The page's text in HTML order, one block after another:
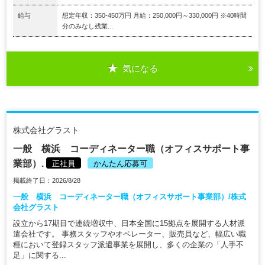
給与
想定年収：350-450万円 月給：250,000円～330,000円 ※40時間
分のみなし残業...
気になる
株式会社グラスト
一般 横浜 コーディネーター職（オフィスサポート事
業部）.
正社員 かんたん応募可
掲載終了日：2026/8/28
一般 横浜 コーディネーター職（オフィスサポート事業部）/株式
会社グラスト
設立から17期目で連続増収中、日本全国に15拠点を展開する人材派
遣会社です。 事務スタッフやオペレーター、販売員など、幅広い職
種において登録スタッフ派遣事業を展開し、多くの企業の「人手不
足」に関する...